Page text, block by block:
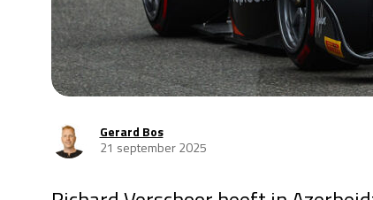
Gerard Bos
21 september 2025